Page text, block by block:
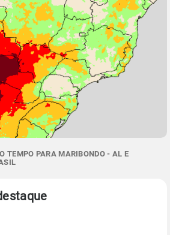
TEMPO PARA MARIBONDO - AL E